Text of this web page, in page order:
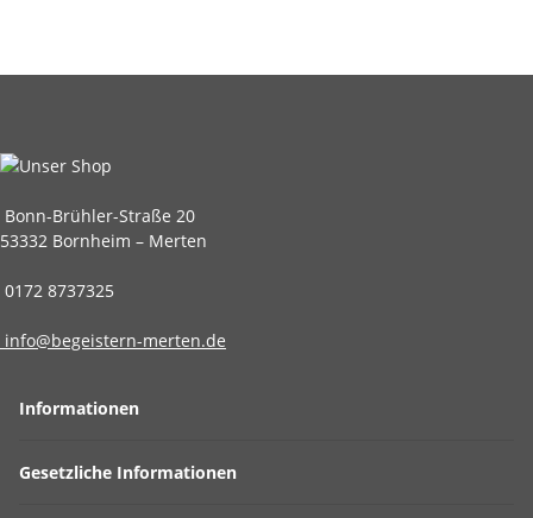
Bonn-Brühler-Straße 20
53332 Bornheim – Merten
0172 8737325
info@begeistern-merten.de
Informationen
Gesetzliche Informationen